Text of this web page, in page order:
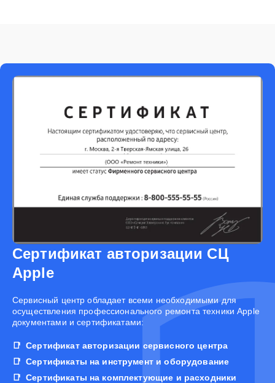
Сертификат авторизации СЦ
Apple
Cервисный центр обладает всеми необходимыми для
осуществления профессионального ремонта техники Apple
документами и сертификатами:
Сертификат авторизации сервисного центра
Сертификаты на инструмент и оборудование
Сертификаты на комплектующие и расходники